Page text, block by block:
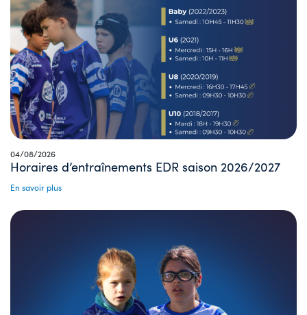
04/08/2026
Horaires d’entraînements EDR saison 2026/2027
En savoir plus